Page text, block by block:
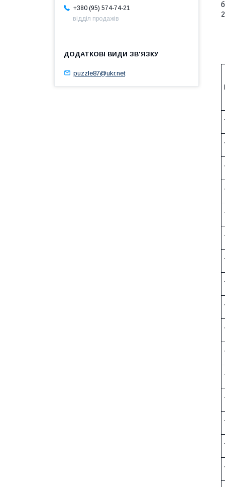
+380 (95) 574-74-21
відділ продажів
puzzle87@ukr.net